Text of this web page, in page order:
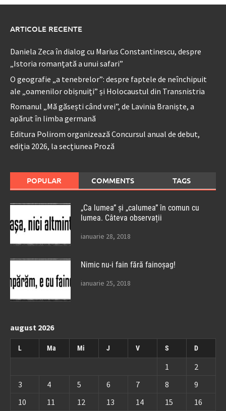
ARTICOLE RECENTE
Daniela Zeca în dialog cu Marius Constantinescu, despre
„Istoria romanțată a unui safari”
O geografie „a tenebrelor”: despre faptele de neînchipuit
ale „oamenilor obișnuiți” și Holocaustul din Transnistria
Romanul „Mă găsești când vrei”, de Lavinia Braniște, a
apărut în limba germană
Editura Polirom organizează Concursul anual de debut,
ediția 2026, la secțiunea Proză
POPULAR COMMENTS TAGS
„Ca lumea” și „calumea” în comun cu
lumea. Câteva observații
ianuarie 28, 2018
Nimic nu-i fain fără fainoșag!
ianuarie 25, 2018
august 2026
L Ma Mi J V S D
1
2
3
4 5 6 7 8
9
10
11 12 13 14 15 16